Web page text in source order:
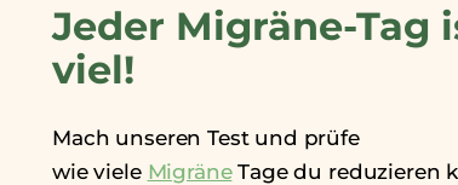
Jeder Migräne-Tag
viel!​
Mach unseren Test und prüfe
wie viele MigräneTage du reduzieren